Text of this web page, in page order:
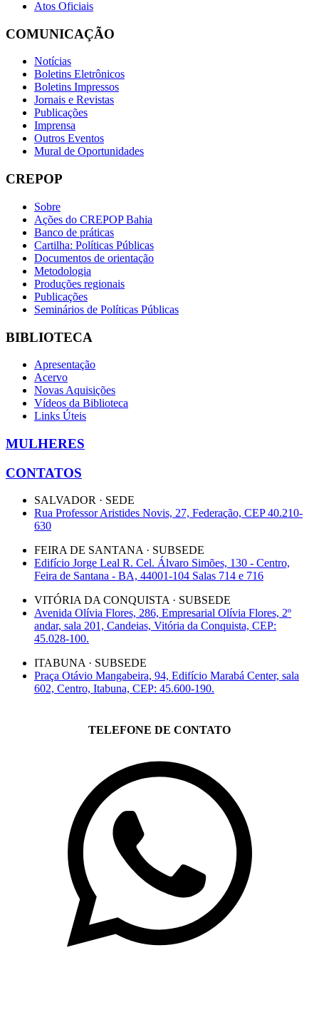
Atos Oficiais
COMUNICAÇÃO
Notícias
Boletins Eletrônicos
Boletins Impressos
Jornais e Revistas
Publicações
Imprensa
Outros Eventos
Mural de Oportunidades
CREPOP
Sobre
Ações do CREPOP Bahia
Banco de práticas
Cartilha: Políticas Públicas
Documentos de orientação
Metodologia
Produções regionais
Publicações
Seminários de Políticas Públicas
BIBLIOTECA
Apresentação
Acervo
Novas Aquisições
Vídeos da Biblioteca
Links Úteis
MULHERES
CONTATOS
SALVADOR · SEDE
Rua Professor Aristides Novis, 27, Federação, CEP 40.210-
630
FEIRA DE SANTANA · SUBSEDE
Edifício Jorge Leal R. Cel. Álvaro Simões, 130 - Centro,
Feira de Santana - BA, 44001-104 Salas 714 e 716
VITÓRIA DA CONQUISTA · SUBSEDE
Avenida Olívia Flores, 286, Empresarial Olívia Flores, 2º
andar, sala 201, Candeias, Vitória da Conquista, CEP:
45.028-100.
ITABUNA · SUBSEDE
Praça Otávio Mangabeira, 94, Edifício Marabá Center, sala
602, Centro, Itabuna, CEP: 45.600-190.
TELEFONE DE CONTATO